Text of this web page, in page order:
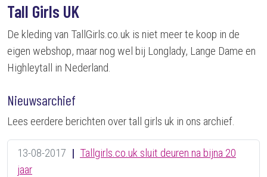
Tall Girls UK
De kleding van TallGirls.co.uk is niet meer te koop in de
eigen webshop, maar nog wel bij Longlady, Lange Dame en
Highleytall in Nederland.
Nieuwsarchief
Lees eerdere berichten over tall girls uk in ons archief.
13-08-2017 | Tallgirls.co.uk sluit deuren na bijna 20
jaar